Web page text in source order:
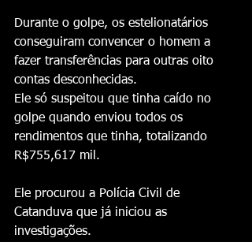
Durante o golpe, os estelionatários
conseguiram convencer o homem a
fazer transferências para outras oito
contas desconhecidas.
Ele só suspeitou que tinha caído no
golpe quando enviou todos os
rendimentos que tinha, totalizando
R$755,617 mil.
Ele procurou a Polícia Civil de
Catanduva que já iniciou as
investigações.